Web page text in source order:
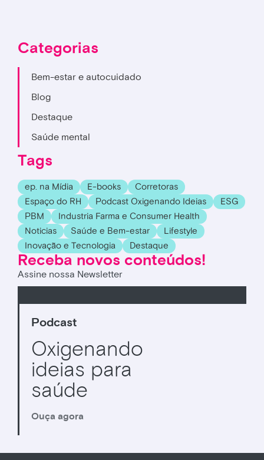
Categorias
Bem-estar e autocuidado
Blog
Destaque
Saúde mental
Tags
ep. na Mídia E-books
Corretoras
Espaço do RH
Podcast Oxigenando Ideias
ESG
PBM
Industria Farma e Consumer Health
Noticias
Saúde e Bem-estar
Lifestyle
Inovação e Tecnologia
Destaque
Receba novos conteúdos!
Assine nossa Newsletter
Podcast
Oxigenando
ideias para
saúde
Ouça agora